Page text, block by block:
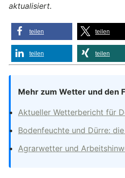
aktualisiert.
teilen teilen
teilen teilen
Mehr zum Wetter und den
Aktueller Wetterbericht für
Bodenfeuchte und Dürre:
Agrarwetter und